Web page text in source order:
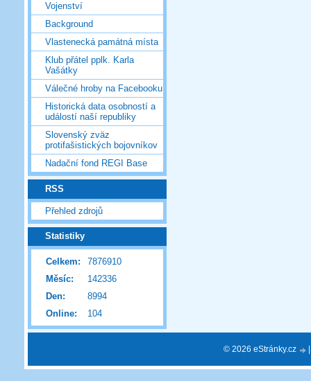
Vojenství
Background
Vlastenecká památná místa
Klub přátel pplk. Karla
Vašátky
Válečné hroby na Facebooku
Historická data osobností a
událostí naší republiky
Slovenský zväz
protifašistických bojovníkov
Nadační fond REGI Base
RSS
Přehled zdrojů
Statistiky
Online: 104
Celkem:
7876910
Měsíc:
142336
Den:
8994
© 2026 eStránky.cz